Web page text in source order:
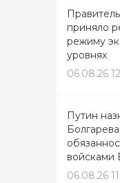
приняло
режиму
уровнях
06.08.26
Путин
06.08.26